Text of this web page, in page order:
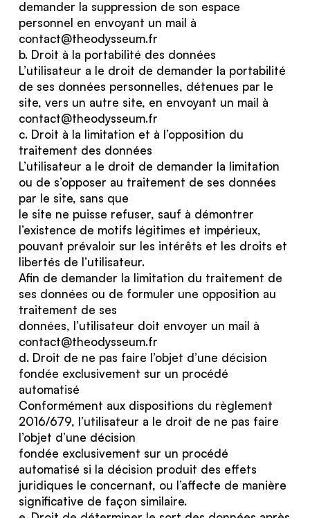
demander la suppression de son espace
personnel en envoyant un mail à
contact@theodysseum.fr
b. Droit à la portabilité des données
L’utilisateur a le droit de demander la portabilité
de ses données personnelles, détenues par le
site, vers un autre site, en envoyant un mail à
contact@theodysseum.fr
c. Droit à la limitation et à l’opposition du
traitement des données
L’utilisateur a le droit de demander la limitation
ou de s’opposer au traitement de ses données
par le site, sans que
le site ne puisse refuser, sauf à démontrer
l’existence de motifs légitimes et impérieux,
pouvant prévaloir sur les intérêts et les droits et
libertés de l’utilisateur.
Afin de demander la limitation du traitement de
ses données ou de formuler une opposition au
traitement de ses
données, l’utilisateur doit envoyer un mail à
contact@theodysseum.fr
d. Droit de ne pas faire l’objet d’une décision
fondée exclusivement sur un procédé
automatisé
Conformément aux dispositions du règlement
2016/679, l’utilisateur a le droit de ne pas faire
l’objet d’une décision
fondée exclusivement sur un procédé
automatisé si la décision produit des effets
juridiques le concernant, ou l’affecte de manière
significative de façon similaire.